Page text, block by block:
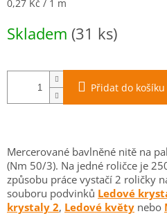
Měrná
0,27 Kč / 1 m
Skladem (31 ks)
Přidat do košíku
Mercerované bavlněné nitě na
(Nm 50/3). Na jedné roličce je
způsobu práce vystačí 2 roličky
souboru podvinků Ledové
krystaly 2, Ledové květy nebo